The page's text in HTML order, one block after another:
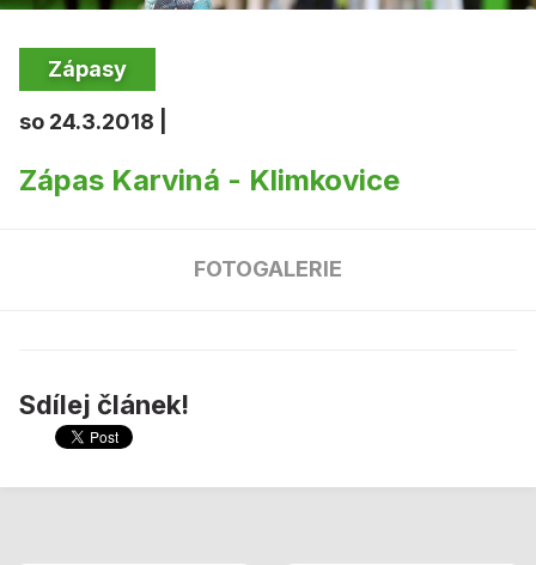
Zápasy
so 24.3.2018 |
Zápas Karviná - Klimkovice
FOTOGALERIE
Sdílej článek!